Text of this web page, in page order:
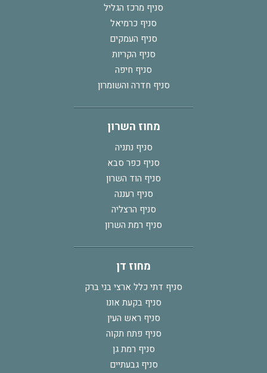
סניף מרכז הגליל
סניף כרמיאל
סניף העמקים
סניף הקריות
סניף חיפה
סניף חדרה והשומרון
מחוז השרון
סניף נתניה
סניף כפר סבא
סניף הוד השרון
סניף רעננה
סניף הרצליה
סניף רמת השרון
מחוז דן
סניף דתי כלל ארצי בני ברק
סניף בקעת אונו
סניף ראש העין
סניף פתח תקוה
סניף רמת גן
סניף גבעתיים